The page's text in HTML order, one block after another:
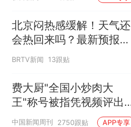
北京闷热感缓解！天气还
会热回来吗？最新预报
——
BRTV新闻 13跟贴
费大厨"全国小炒肉大
王"称号被指凭视频评出
官方回应
中国新闻周刊 2750跟贴 APP专享